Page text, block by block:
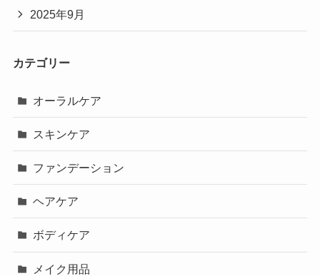
2025年9月
カテゴリー
オーラルケア
スキンケア
ファンデーション
ヘアケア
ボディケア
メイク用品